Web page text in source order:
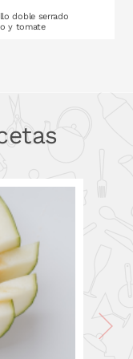
doble serrado
y tomate
PONLO EN LA CESTA